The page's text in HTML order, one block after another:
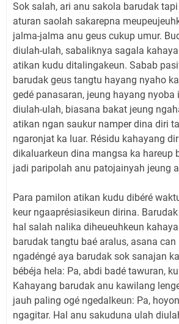
Sok salah, ari anu sakola barudak
aturan saolah sakarepna
jalma-jalma anu geus cukup umur.
diulah-ulah, sabaliknya sagala
atikan kudu ditalingakeun. Sabab
barudak geus tangtu hayang nyaho
gedé panasaran, jeung hayang nyoba
diulah-ulah, biasana bakat jeung
atikan ngan saukur namper dina diri
ngaronjat ka luar. Résidu kahayang
dikaluarkeun dina mangsa ka hareup
jadi paripolah anu patojainyah jeung
Para pamilon atikan kudu dibéré
keur ngaaprésiasikeun dirina.
hal salah nalika diheueuhkeun
barudak tangtu baé aralus, asana
ngadéngé aya barudak sok sanajan
bébéja hela: Pa, abdi badé tawuran,
Kahayang barudak anu kawilang
jauh paling ogé ngedalkeun: Pa,
ngagitar. Hal anu sakuduna ulah